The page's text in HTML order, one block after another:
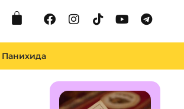
Cart FacebookInstagram
TiktokYoutube
Панихида